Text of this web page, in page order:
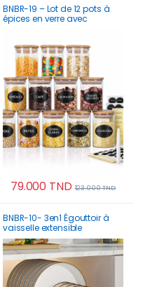
BNBR-19 – Lot de 12 pots à
épices en verre avec
79.000 TND 123.000TND
BNBR-10- 3en1 Égouttoir à
vaisselle extensible
séparateurs réglables tiroir
coulissant (2 niveaux)